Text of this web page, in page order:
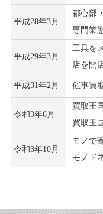
平成28年3月
都心部
専門業
平成29年3月
工具を
店を開
平成31年2月 催事買
令和3年6月
買取王
買取王
令和3年10月
モノで
モノド